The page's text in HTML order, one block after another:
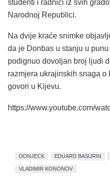
studenti i radnici iz svih
Narodnoj Republici.
Na dvije kraće snimke
da je Donbas u stanju u
podignuo dovoljan broj ljudi
razmjera ukrajinskih snaga o
govori u Kijevu.
https://www.youtube.com/
DONJECK EDUARD BASURIN
VLADIMIR KONONOV